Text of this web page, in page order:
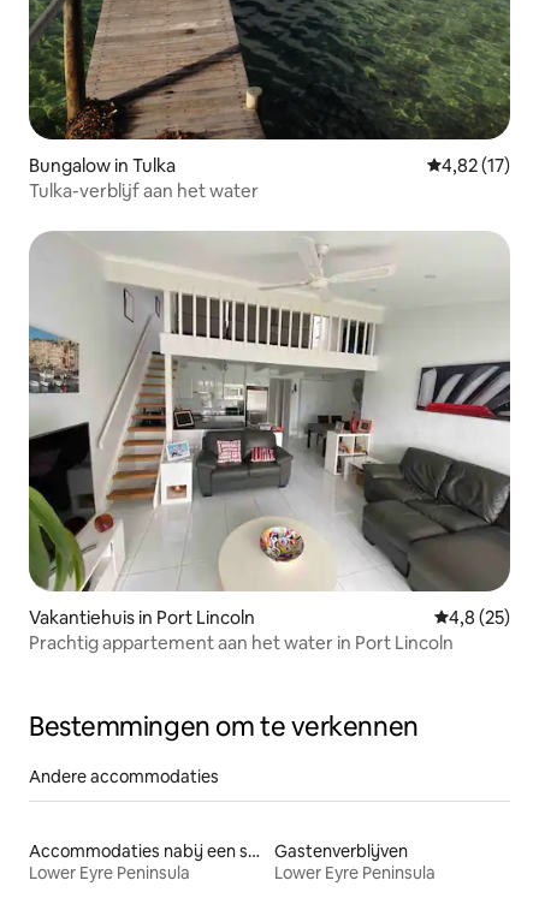
Bungalow in Tulka Gemiddelde
4,82 (17)
Tulka-verblijf aan het water
Vakantiehuis in Port Lincoln
4,8 (25)
Prachtig appartement aan het water in Port Lincoln
Bestemmingen om te verkennen
Andere accommodaties
Accommodaties nabij een strand
Lower Eyre Peninsula
Gastenverblijven
Lower Eyre Peninsula